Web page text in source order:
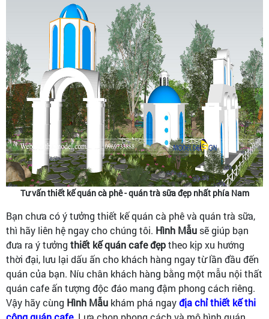
Tư vấn thiết kế quán cà phê - quán trà sữa đẹp nhất phía Nam
Bạn chưa có ý tưởng thiết kế quán cà phê và quán trà sữa,
thì hãy liên hệ ngay cho chúng tôi. Hình Mẫu sẽ giúp bạn
đưa ra ý tưởng thiết kế quán cafe đẹptheo kịp xu hướng
thời đại, lưu lại dấu ấn cho khách hàng ngay từ lần đầu đến
quán của bạn. Níu chân khách hàng bằng một mẫu nội thất
quán cafe ấn tượng độc đáo mang đậm phong cách riêng.
Vậy hãy cùng Hình Mẫu khám phá ngayđịa chỉ thiết kế thi